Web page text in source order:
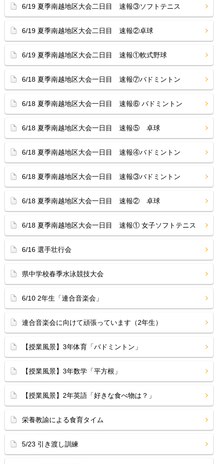
6/19 夏季南越地区大会二日目 速報③ソフトテニス
6/19 夏季南越地区大会二日目 速報②卓球
6/19 夏季南越地区大会二日目 速報①軟式野球
6/18 夏季南越地区大会一日目 速報⑦バドミントン
6/18 夏季南越地区大会一日目 速報⑥ バドミントン
6/18 夏季南越地区大会一日目 速報⑤ 卓球
6/18 夏季南越地区大会一日目 速報④バドミントン
6/18 夏季南越地区大会一日目 速報③バドミントン
6/18 夏季南越地区大会一日目 速報② 卓球
6/18 夏季南越地区大会一日目 速報① 女子ソフトテニス
6/16 選手壮行会
県中学校春季水泳競技大会
6/10 2年生「連合音楽会」
連合音楽会に向けて頑張っています（2年生）
【授業風景】3年体育「バドミントン」
【授業風景】3年数学「平方根」
【授業風景】2年英語「好きな食べ物は？」
栄養教諭による食育タイム
5/23 引き渡し訓練